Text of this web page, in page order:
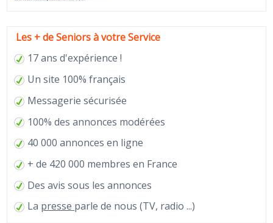
Les + de Seniors à votre Service
17 ans d'expérience !
Un site 100% français
Messagerie sécurisée
100% des annonces modérées
40 000 annonces en ligne
+ de 420 000 membres en France
Des avis sous les annonces
La presse parle de nous (TV, radio ...)